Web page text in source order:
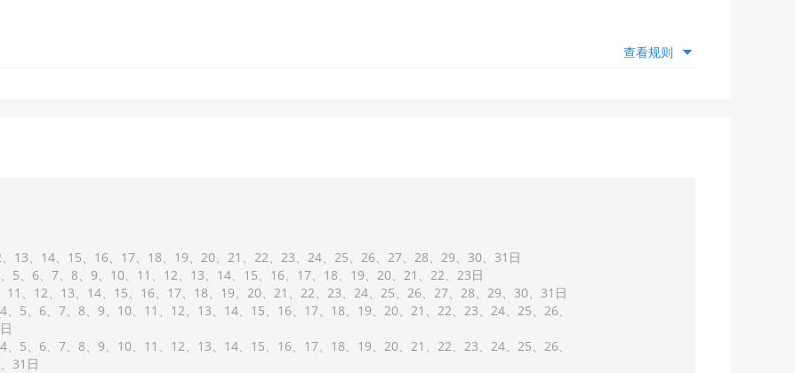
查看规则
13 14 15 16 17 18 19 20 21 22 23 24 25 26 27 28 29 30
31
5 6 7 8 9 10 11 12 13 14 15 16 17 18 19 20 21 22
23
11 12 13 14 15 16 17 18 19 20 21 22 23 24 25 26 27 28 29 30
31
4 5 6 7 8 9 10 11 12 13 14 15 16 17 18 19 20 21 22 23 24 25
26
4 5 6 7 8 9 10 11 12 13 14 15 16 17 18 19 20 21 22 23 24 25
26
31